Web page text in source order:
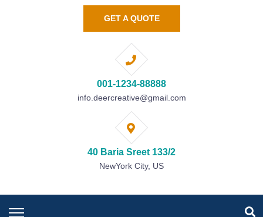
GET A QUOTE
001-1234-88888
info.deercreative@gmail.com
40 Baria Sreet 133/2
NewYork City, US